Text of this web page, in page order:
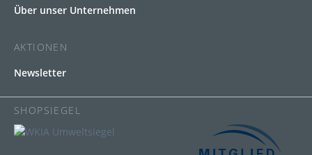
Über unser Unternehmen
AKTIONEN
Newsletter
SHOPSIEGEL